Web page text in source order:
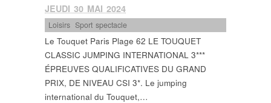
JEUDI 30 MAI 2024
Loisirs ,Sport spectacle
Le Touquet Paris Plage 62 LE TOUQUET
CLASSIC JUMPING INTERNATIONAL 3***
ÉPREUVES QUALIFICATIVES DU GRAND
PRIX, DE NIVEAU CSI 3*. Le jumping
international du Touquet,…